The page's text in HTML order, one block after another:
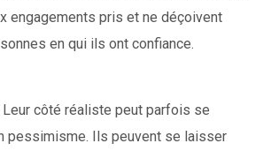
engagements pris et ne déçoivent
en qui ils ont confiance.
Leur côté réaliste peut parfois se
pessimisme. Ils peuvent se laisser